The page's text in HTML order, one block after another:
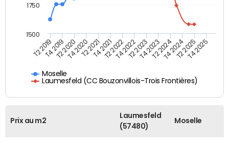
Moselle
Laumesfeld (CC Bouzonvillois-Trois Frontières)
T2 2019T4 2019T2 2020T4 2020T2 2021T4 2021T2 2022T4 2022T2 2023T4 2023T2 2024T4 2024T2 2025T4 2025
1500
1750
Prix au m2
Laumesfeld
(57480)
Moselle